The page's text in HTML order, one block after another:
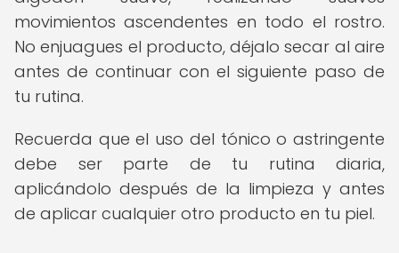
movimientos ascendentes en todo el rostro.
No enjuagues el producto, déjalo secar al aire
antes de continuar con el siguiente paso de
tu rutina.
Recuerda que el uso del tónico o astringente
debe ser parte de tu rutina diaria,
aplicándolo después de la limpieza y antes
de aplicar cualquier otro producto en tu piel.